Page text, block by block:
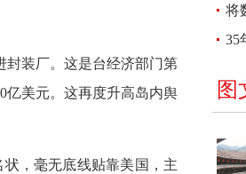
封装厂。这是台经济部门第
亿美元。这再度升高岛内舆
，毫无底线贴靠美国，主
报
将
35
图